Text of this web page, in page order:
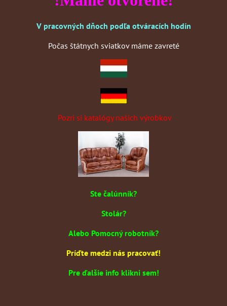
V pracovných dňoch podľa otváracích hodín
Počas štátnych sviatkov máme zavreté
Pozri si katalógy našich výrobkov
Ste čalúnník?
Stolár?
Alebo Pomocný robotník?
Príďte medzi nás pracovať!
Pre ďalšie info klikni sem!